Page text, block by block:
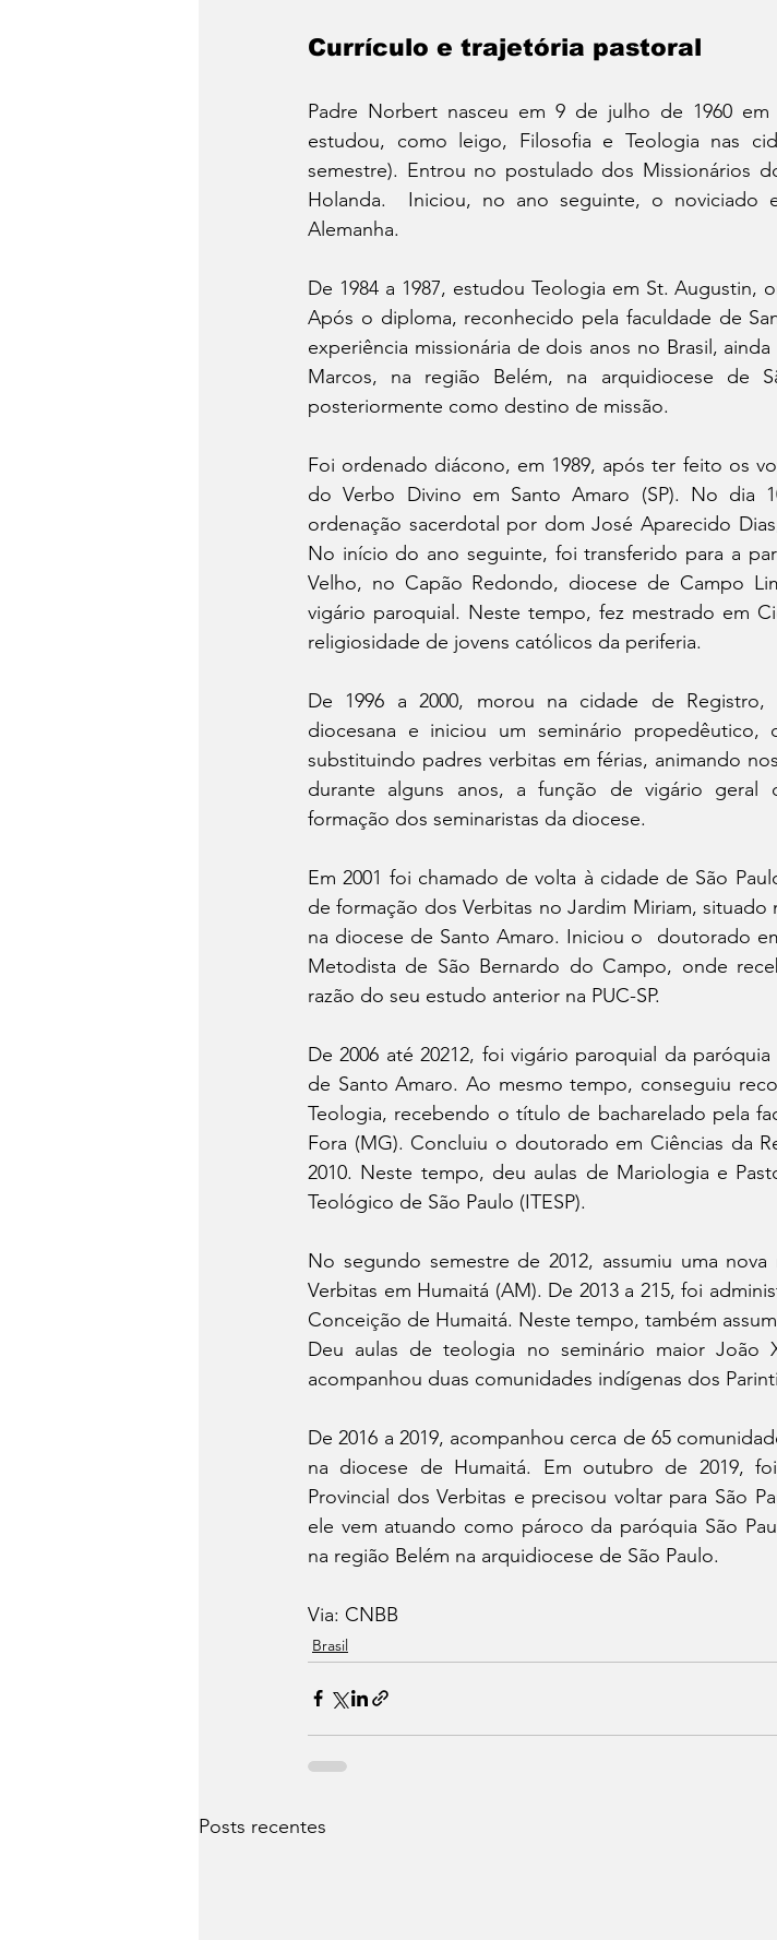
Currículo e trajetória pastoral
Padre Norbert nasceu em 9 de julho de 1960 em
estudou, como leigo, Filosofia e Teologia nas
semestre). Entrou no postulado dos Missionários
Holanda.  Iniciou, no ano seguinte, o noviciado
Alemanha.
De 1984 a 1987, estudou Teologia em St. Augustin,
Após o diploma, reconhecido pela faculdade de
experiência missionária de dois anos no Brasil,
Marcos, na região Belém, na arquidiocese de
posteriormente como destino de missão.
Foi ordenado diácono, em 1989, após ter feito os
do Verbo Divino em Santo Amaro (SP). No dia
ordenação sacerdotal por dom José Aparecido
No início do ano seguinte, foi transferido para a
Velho, no Capão Redondo, diocese de Campo
vigário paroquial. Neste tempo, fez mestrado em
religiosidade de jovens católicos da periferia.
De 1996 a 2000, morou na cidade de Registro,
diocesana e iniciou um seminário
substituindo padres verbitas em férias, animando
durante alguns anos, a função de vigário geral
formação dos seminaristas da diocese.
Em 2001 foi chamado de volta à cidade de São
de formação dos Verbitas no Jardim Miriam, situado
na diocese de Santo Amaro. Iniciou o  doutorado
Metodista de São Bernardo do Campo, onde
razão do seu estudo anterior na PUC-SP.
De 2006 até 20212, foi vigário paroquial da
de Santo Amaro. Ao mesmo tempo, conseguiu
Teologia, recebendo o título de bacharelado pela
Fora (MG). Concluiu o doutorado em Ciências da
2010. Neste tempo, deu aulas de Mariologia e
Teológico de São Paulo (ITESP).
No segundo semestre de 2012, assumiu uma
Verbitas em Humaitá (AM). De 2013 a 215, foi
Conceição de Humaitá. Neste tempo, também
Deu aulas de teologia no seminário maior João
acompanhou duas comunidades indígenas dos
De 2016 a 2019, acompanhou cerca de 65
na diocese de Humaitá. Em outubro de 2019,
Provincial dos Verbitas e precisou voltar para São
ele vem atuando como pároco da paróquia São
na região Belém na arquidiocese de São Paulo.
Via: CNBB
Brasil
Posts recentes